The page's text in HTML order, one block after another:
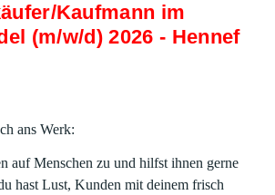
Kaufmann im
(m/w/d) 2026 - Hennef
ans Werk:
auf Menschen zu und hilfst ihnen gerne
hast Lust, Kunden mit deinem frisch